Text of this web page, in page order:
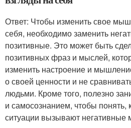
Ответ: Чтобы изменить свое
себя, необходимо заменить
позитивные. Это может быть
позитивных фраз и мыслей,
изменить настроение и
о своей ценности и не
людьми. Кроме того, полезно
и самосознанием, чтобы понять,
ситуации вызывают негативные